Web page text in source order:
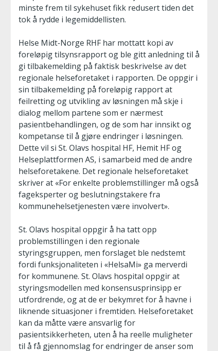
minste frem til sykehuset fikk redusert tiden det
tok å rydde i legemiddellisten.
Helse Midt-Norge RHF har mottatt kopi av
foreløpig tilsynsrapport og ble gitt anledning til å
gi tilbakemelding på faktisk beskrivelse av det
regionale helseforetaket i rapporten. De oppgir i
sin tilbakemelding på foreløpig rapport at
feilretting og utvikling av løsningen må skje i
dialog mellom partene som er nærmest
pasientbehandlingen, og de som har innsikt og
kompetanse til å gjøre endringer i løsningen.
Dette vil si St. Olavs hospital HF, Hemit HF og
Helseplattformen AS, i samarbeid med de andre
helseforetakene. Det regionale helseforetaket
skriver at «For enkelte problemstillinger må også
fageksperter og beslutningstakere fra
kommunehelsetjenesten være involvert».
St. Olavs hospital oppgir å ha tatt opp
problemstillingen i den regionale
styringsgruppen, men forslaget ble nedstemt
fordi funksjonaliteten i «HelsaMi» ga merverdi
for kommunene. St. Olavs hospital oppgir at
styringsmodellen med konsensusprinsipp er
utfordrende, og at de er bekymret for å havne i
liknende situasjoner i fremtiden. Helseforetaket
kan da måtte være ansvarlig for
pasientsikkerheten, uten å ha reelle muligheter
til å få gjennomslag for endringer de anser som